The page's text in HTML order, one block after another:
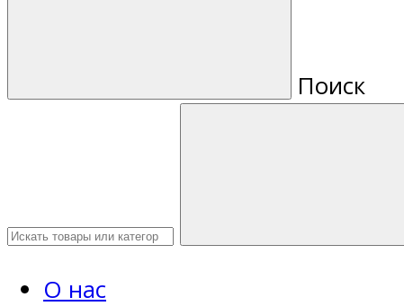
Поиск
О нас